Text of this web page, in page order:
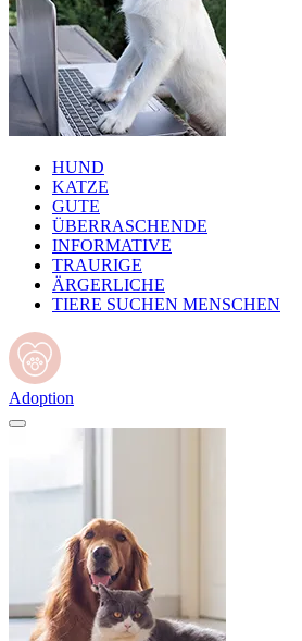
HUND
KATZE
GUTE
ÜBERRASCHENDE
INFORMATIVE
TRAURIGE
ÄRGERLICHE
TIERE SUCHEN MENSCHEN
Adoption